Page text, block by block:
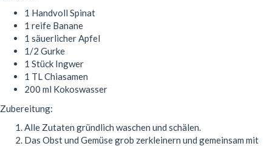
1 Handvoll Spinat
1 reife Banane
1 säuerlicher Apfel
1/2 Gurke
1 Stück Ingwer
1 TL Chiasamen
200 ml Kokoswasser
Zubereitung:
Alle Zutaten gründlich waschen und schälen.
Das Obst und Gemüse grob zerkleinern und gemeinsam mit